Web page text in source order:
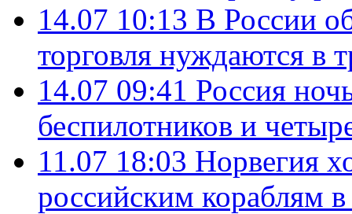
14.07 10:13 В России
торговля нуждаются в
14.07 09:41 Россия
беспилотников и
11.07 18:03 Норвегия
российским кораблям